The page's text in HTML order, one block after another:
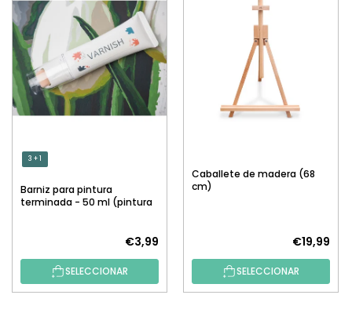
3 + 1
Barniz para pintura
terminada - 50 ml (pintura
€3,99
SELECCIONAR
Caballete de madera (68
cm)
€19,99
SELECCIONAR